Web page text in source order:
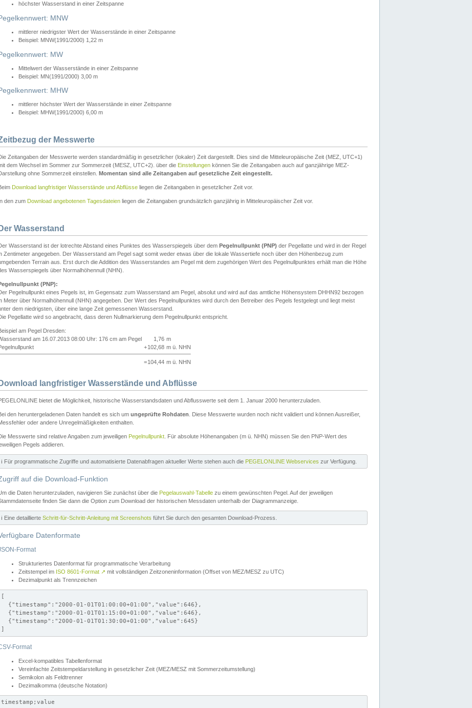
höchster Wasserstand in einer Zeitspanne
MNW
mittlerer niedrigster Wert der Wasserstände in einer Zeitspanne
Beispiel: MNW(1991/2000) 1,22 m
MW
Mittelwert der Wasserstände in einer Zeitspanne
Beispiel: MN(1991/2000) 3,00 m
MHW
mittlerer höchster Wert der Wasserstände in einer Zeitspanne
Beispiel: MHW(1991/2000) 6,00 m
der Messwerte
Zeitangaben der Messwerte werden standardmäßig in gesetzlicher (lokaler) Zeit dargestellt. Dies sind die Mitteleuropäische Zeit (MEZ, UTC+1)
dem Wechsel im Sommer zur Sommerzeit (MESZ, UTC+2). über die Einstellungen können Sie die Zeitangaben auch auf ganzjährige MEZ-
ohne Sommerzeit einstellen. Momentan sind alle Zeitangaben auf gesetzliche Zeit eingestellt.
Download langfristiger Wasserstände und Abflüsse liegen die Zeitangaben in gesetzlicher Zeit vor.
den zum Download angebotenen Tagesdateien liegen die Zeitangaben grundsätzlich ganzjährig in Mitteleuropäischer Zeit vor.
Der Wasserstand
Wasserstand ist der lotrechte Abstand eines Punktes des Wasserspiegels über dem Pegelnullpunkt (PNP) der Pegellatte und wird in der Regel
Zentimeter angegeben. Der Wasserstand am Pegel sagt somit weder etwas über die lokale Wassertiefe noch über den Höhenbezug zum
Terrain aus. Erst durch die Addition des Wasserstandes am Pegel mit dem zugehörigen Wert des Pegelnullpunktes erhält man die Höhe
Wasserspiegels über Normalhöhennull (NHN).
(PNP):
Pegelnullpunkt eines Pegels ist, im Gegensatz zum Wasserstand am Pegel, absolut und wird auf das amtliche Höhensystem DHHN92 bezogen
Meter über Normalhöhennull (NHN) angegeben. Der Wert des Pegelnullpunktes wird durch den Betreiber des Pegels festgelegt und liegt meist
dem niedrigsten, über eine lange Zeit gemessenen Wasserstand.
Pegellatte wird so angebracht, dass deren Nullmarkierung dem Pegelnullpunkt entspricht.
am Pegel Dresden:
am 16.07.2013 08:00 Uhr: 176 cm am Pegel
1,76 m
+102,68 m ü. NHN
=104,44 m ü. NHN
Download langfristiger Wasserstände und Abflüsse
bietet die Möglichkeit, historische Wasserstandsdaten und Abflusswerte seit dem 1. Januar 2000 herunterzuladen.
den heruntergeladenen Daten handelt es sich um ungeprüfte Rohdaten . Diese Messwerte wurden noch nicht validiert und können Ausreißer,
oder andere Unregelmäßigkeiten enthalten.
Messwerte sind relative Angaben zum jeweiligen Pegelnullpunkt . Für absolute Höhenangaben (m ü. NHN) müssen Sie den PNP-Wert des
Pegels addieren.
ℹ️ Für programmatische Zugriffe und automatisierte Datenabfragen aktueller Werte stehen auch die PEGELONLINE Webservices zur Verfügung.
auf die Download-Funktion
die Daten herunterzuladen, navigieren Sie zunächst über die Pegelauswahl-Tabelle zu einem gewünschten Pegel. Auf der jeweiligen
finden Sie dann die Option zum Download der historischen Messdaten unterhalb der Diagrammanzeige.
ℹ️ Eine detaillierte Schritt-für-Schritt-Anleitung mit Screenshots führt Sie durch den gesamten Download-Prozess.
Datenformate
Format
Strukturiertes Datenformat für programmatische Verarbeitung
Zeitstempel im ISO 8601-Format ↗ mit vollständigen Zeitzoneninformation (Offset von MEZ/MESZ zu UTC)
Dezimalpunkt als Trennzeichen
[
  {"timestamp":"2000-01-01T01:00:00+01:00","value":646},
  {"timestamp":"2000-01-01T01:15:00+01:00","value":646},
  {"timestamp":"2000-01-01T01:30:00+01:00","value":645}
]
Format
Excel-kompatibles Tabellenformat
Vereinfachte Zeitstempeldarstellung in gesetzlicher Zeit (MEZ/MESZ mit Sommerzeitumstellung)
Semikolon als Feldtrenner
Dezimalkomma (deutsche Notation)
timestamp;value